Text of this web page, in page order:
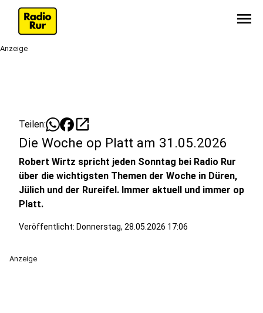
menu
Anzeige
Teilen: open_in_new
Die Woche op Platt am 31.05.2026
Robert Wirtz spricht jeden Sonntag bei Radio Rur
über die wichtigsten Themen der Woche in Düren,
Jülich und der Rureifel. Immer aktuell und immer op
Platt.
Veröffentlicht: Donnerstag, 28.05.2026 17:06
Anzeige